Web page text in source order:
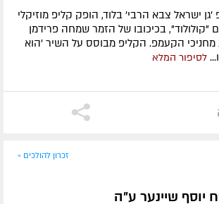
ישראל צבא הרבי' בלוד, הופק קליפ מוזיקלי
"קולולוד", בכיכובו של הזמר שמחה פרידמן
הקעמפ. הקליפ מבוסס על השיר 'הוא
לסיפור המלא
זכרון להולכים »
יוסף שיינער ע״ה